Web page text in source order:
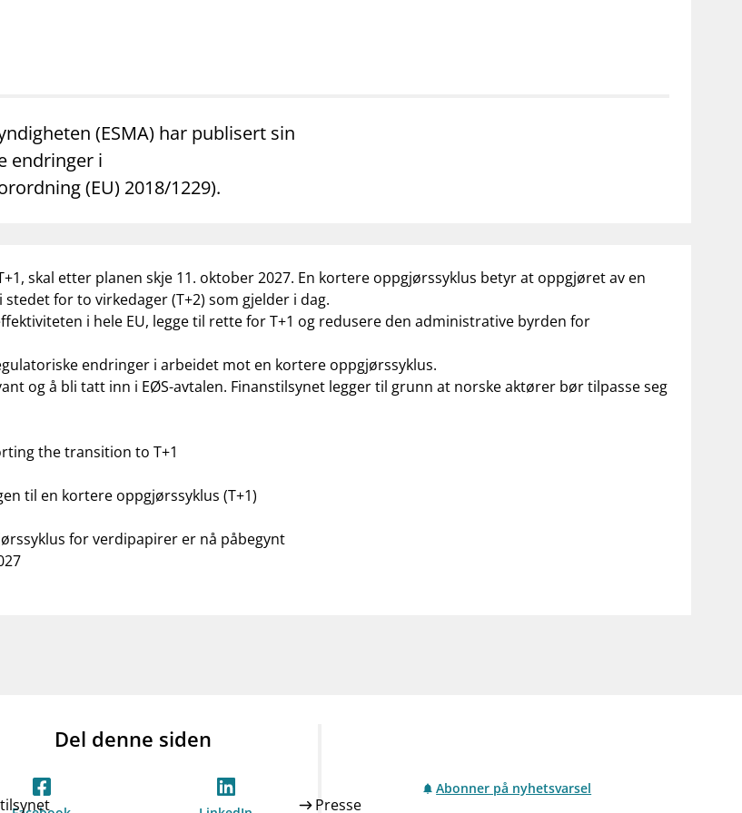
oss
(ESMA) har publisert sin
endringer i
(EU) 2018/1229).
skal etter planen skje 11. oktober 2027. En kortere oppgjørssyklus betyr at oppgjøret av en
for to virkedager (T+2) som gjelder i dag.
i hele EU, legge til rette for T+1 og redusere den administrative byrden for
endringer i arbeidet mot en kortere oppgjørssyklus.
og å bli tatt inn i EØS-avtalen. Finanstilsynet legger til grunn at norske aktører bør tilpasse seg
the transition to T+1
til en kortere oppgjørssyklus (T+1)
for verdipapirer er nå påbegynt
Del denne siden
Abonner på nyhetsvarsel
Presse